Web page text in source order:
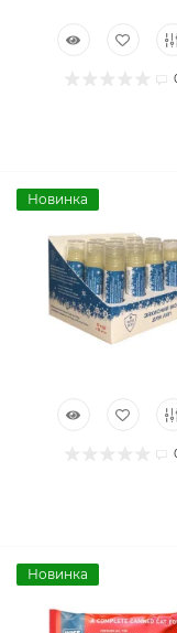
Новинка
Новинка